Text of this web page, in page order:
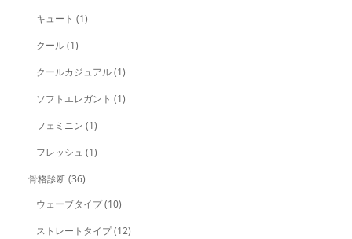
キュート (1)
クール(1)
クールカジュアル(1)
ソフトエレガント (1)
フェミニン (1)
フレッシュ (1)
骨格診断(36)
ウェーブタイプ(10)
ストレートタイプ(12)